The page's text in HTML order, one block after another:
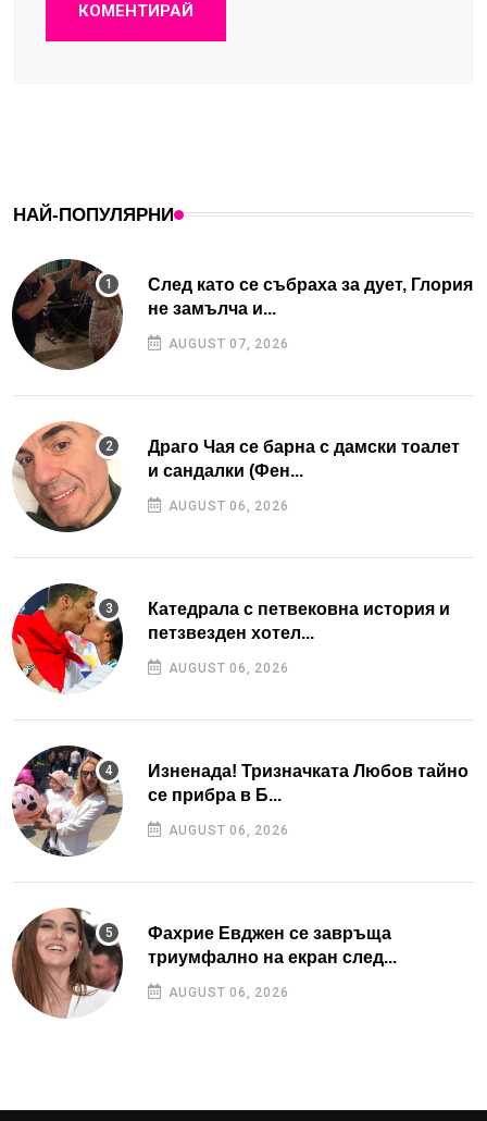
КОМЕНТИРАЙ
НАЙ-ПОПУЛЯРНИ
След като се събраха за дует, Глория
не замълча и...
AUGUST 07, 2026
Драго Чая се барна с дамски тоалет
и сандалки (Фен...
AUGUST 06, 2026
Катедрала с петвековна история и
петзвезден хотел...
AUGUST 06, 2026
Изненада! Тризначката Любов тайно
се прибра в Б...
AUGUST 06, 2026
Фахрие Евджен се завръща
триумфално на екран след...
AUGUST 06, 2026